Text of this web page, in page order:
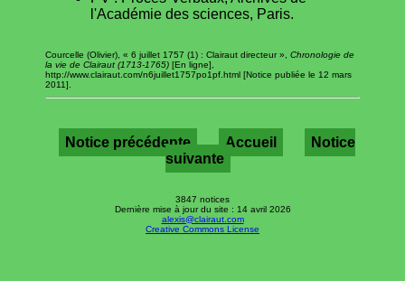
l'Académie des sciences, Paris.
Courcelle (Olivier), « 6 juillet 1757 (1) : Clairaut directeur », Chronologie de
la vie de Clairaut (1713-1765) [En ligne],
http://www.clairaut.com/n6juillet1757po1pf.html [Notice publiée le 12 mars
2011].
Notice précédente Accueil
Notice
suivante
3847 notices
Dernière mise à jour du site : 14 avril 2026
alexis@clairaut.com
Creative Commons License